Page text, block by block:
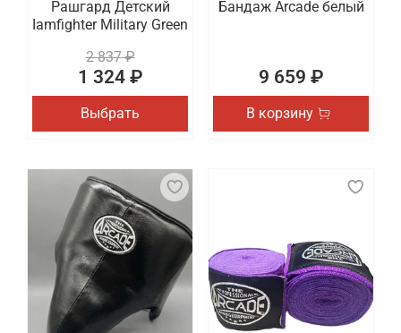
Рашгард Детский
Iamfighter Military Green
2 837 ₽
1 324 ₽
Выбрать
Бандаж Arcade белый
9 659 ₽
В корзину